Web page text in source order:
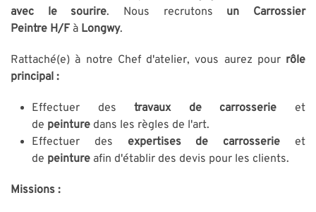
avec le sourire. Nous recrutons un Carrossier
Peintre H/F à Longwy.
Rattaché(e) à notre Chef d'atelier, vous aurez pour rôle
principal :
Effectuer destravaux de carrosserie et
de peinture dans les règles de l'art.
Effectuer des expertises de carrosserie et
de peinture afin d'établir des devis pour les clients.
Missions :